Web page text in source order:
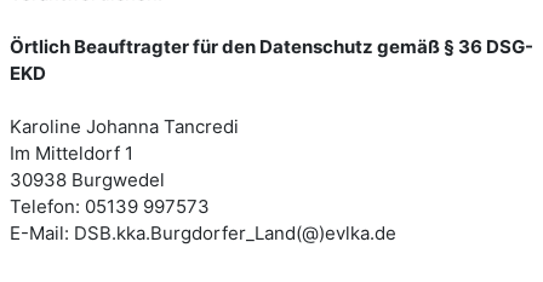
Örtlich Beauftragter für den Datenschutz gemäß § 36 DSG-
EKD
Karoline Johanna Tancredi
Im Mitteldorf 1
30938 Burgwedel
Telefon: 05139 997573
E-Mail: DSB.kka.Burgdorfer_Land(@)evlka.de